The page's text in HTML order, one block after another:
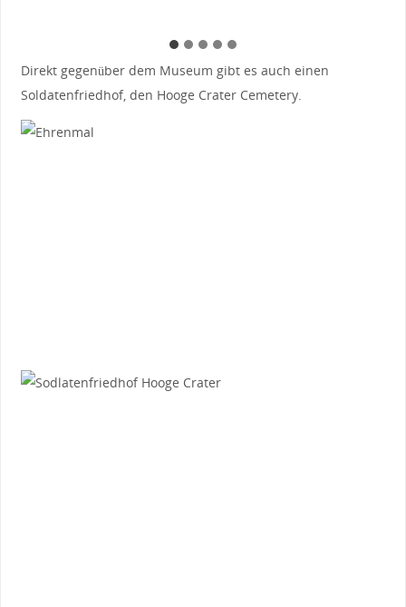
Direkt gegenüber dem Museum gibt es auch einen
Soldatenfriedhof, den Hooge Crater Cemetery.